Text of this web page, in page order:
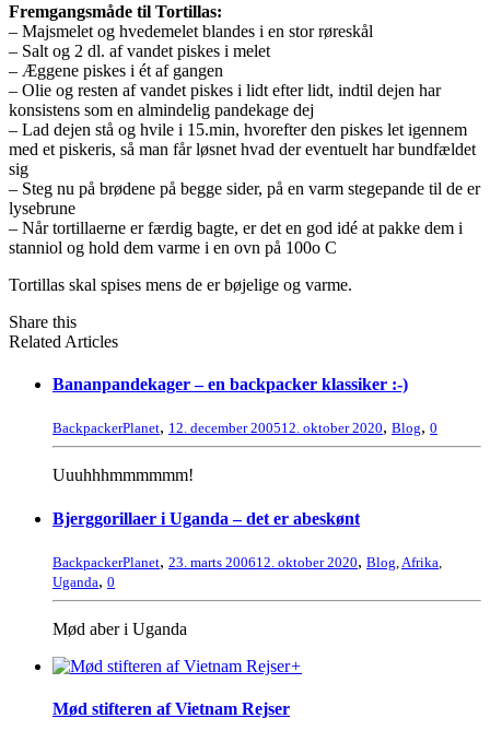
Fremgangsmåde til Tortillas:
– Majsmelet og hvedemelet blandes i en stor røreskål
– Salt og 2 dl. af vandet piskes i melet
– Æggene piskes i ét af gangen
– Olie og resten af vandet piskes i lidt efter lidt, indtil dejen har
konsistens som en almindelig pandekage dej
– Lad dejen stå og hvile i 15.min, hvorefter den piskes let igennem
med et piskeris, så man får løsnet hvad der eventuelt har bundfældet
sig
– Steg nu på brødene på begge sider, på en varm stegepande til de er
lysebrune
– Når tortillaerne er færdig bagte, er det en god idé at pakke dem i
stanniol og hold dem varme i en ovn på 100o C
Tortillas skal spises mens de er bøjelige og varme.
Share this
Related Articles
Bananpandekager – en backpacker klassiker :-)
BackpackerPlanet, 12. december 200512. oktober 2020, Blog, 0
Uuuhhhmmmmmm!
Bjerggorillaer i Uganda – det er abeskønt
BackpackerPlanet, 23. marts 200612. oktober 2020, Blog Afrika
Uganda, 0
Mød aber i Uganda
+
Mød stifteren af Vietnam Rejser